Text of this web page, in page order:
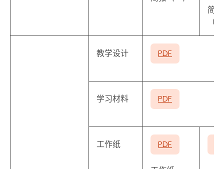
简报
（
教学设计 PDF
学习材料 PDF
工作纸 PDF